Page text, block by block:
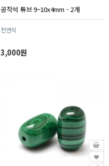
공작석 튜브 9~10x4mm - 2개
천연석
3,000원